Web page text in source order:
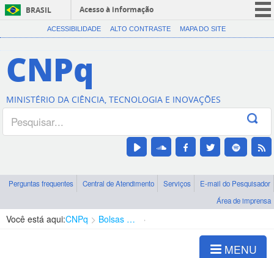
BRASIL
Acesso à informação
CORONAVÍRUS (COVID-19)
Canais
ACESSIBILIDADE ALTO CONTRASTE MAPA DO SITE
CNPq
MINISTÉRIO DA CIÊNCIA, TECNOLOGIA E INOVAÇÕES
Perguntas frequentes Central de Atendimento Serviços
E-mail do Pesquisador
Área de imprensa
Você está aqui:CNPq Bolsas e Auxílios Vigentes
MENU